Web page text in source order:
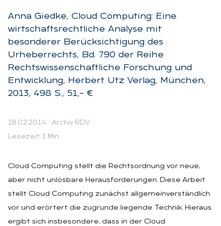
Anna Giedke, Cloud Computing: Eine
wirtschaftsrechtliche Analyse mit
besonderer Berücksichtigung des
Urheberrechts, Bd. 790 der Reihe
Rechtswissenschaftliche Forschung und
Entwicklung, Herbert Utz Verlag, München,
2013, 498 S., 51,– €
18.02.2014 · Archiv RDV
Lesezeit 1 Min.
Cloud Computing stellt die Rechtsordnung vor neue,
aber nicht unlösbare Herausforderungen. Diese Arbeit
stellt Cloud Computing zunächst allgemeinverständlich
vor und erörtert die zugrunde liegende Technik. Hieraus
ergibt sich insbesondere, dass in der Cloud